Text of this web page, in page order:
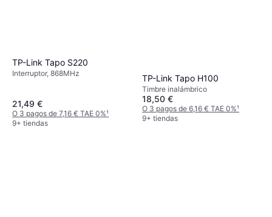
TP-Link Tapo S220
Interruptor, 868MHz
21,49 €
O 3 pagos de 7,16 € TAE 0%¹
9+ tiendas
TP-Link Tapo H100
Timbre inalámbrico
18,50 €
O 3 pagos de 6,16 € TAE 0%¹
9+ tiendas